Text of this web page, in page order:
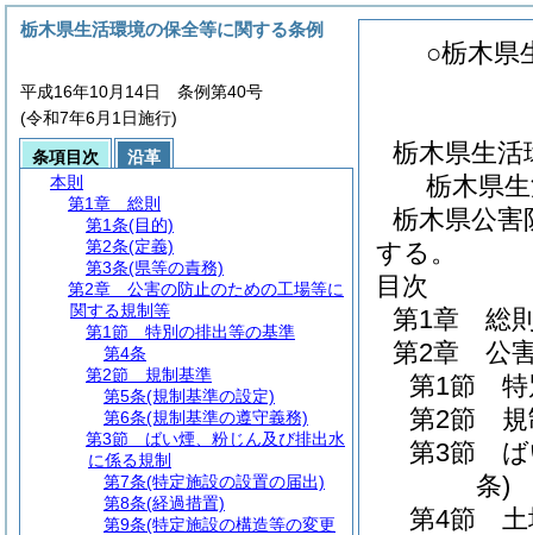
○栃木県
栃木県生
栃木県
栃木県公害
する。
目次
第1章
総
第2章
公
第1節
第2節
第3節
条)
第4節
栃木県生活環境の保全等に関する条例
平成16年10月14日 条例第40号
(令和7年6月1日施行)
条項目次
沿革
本則
第1章
総則
第1条(目的)
第2条(定義)
第3条(県等の責務)
第2章
公害の防止のための工場等に
関する規制等
第1節
特別の排出等の基準
第4条
第2節
規制基準
第5条(規制基準の設定)
第6条(規制基準の遵守義務)
第3節
ばい煙、粉じん及び排出水
に係る規制
第7条(特定施設の設置の届出)
第8条(経過措置)
第9条(特定施設の構造等の変更